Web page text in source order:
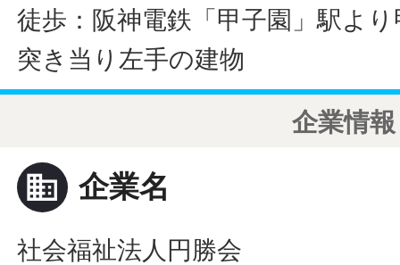
徒歩：阪神電鉄「甲子園」駅よ
突き当り左手の建物
企業情報
business 企業名
社会福祉法人円勝会